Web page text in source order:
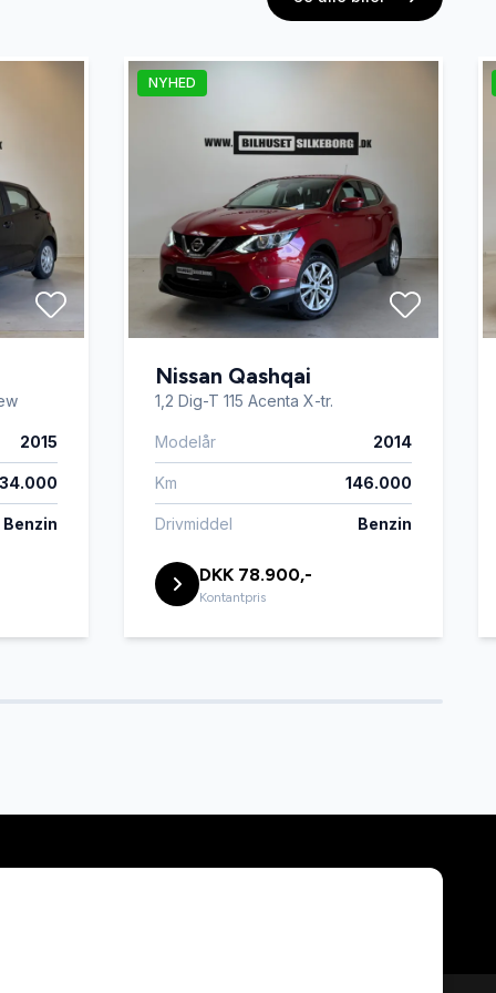
2015
Benzin
NYHED
Nissan Qashqai
1,2 Dig-T 115 Acenta X-tr.
Modelår 2014
Km 146.000
Drivmiddel Benzin
DKK 78.900,-
Kontantpris